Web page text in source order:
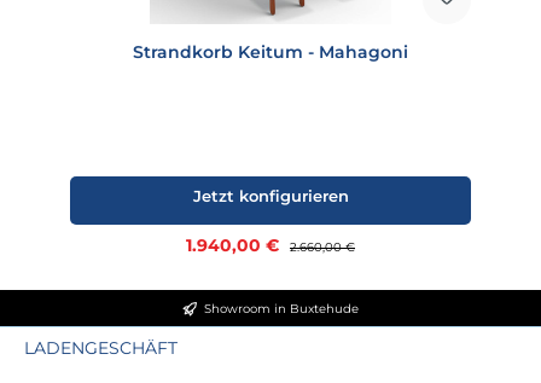
Strandkorb Keitum - Mahagoni
Verkaufspreis:
1.940,00 € Regulärer Preis:
2.660,00 €
Jetzt konfigurieren
Showroom in Buxtehude
LADENGESCHÄFT